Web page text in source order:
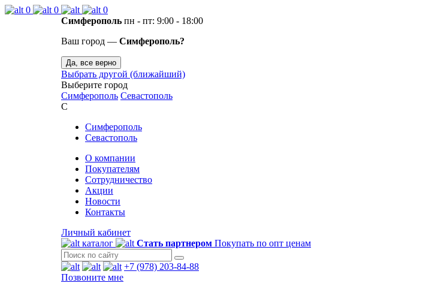
0 0
0
Симферополь пн - пт: 9:00 - 18:00
Ваш город — Симферополь?
Да, все верно
Выбрать другой (ближайший)
Выберите город
Симферополь Севастополь
С
Симферополь
Севастополь
О компании
Покупателям
Сотрудничество
Акции
Новости
Контакты
Личный кабинет
каталог
Стать партнером Покупать по опт ценам
+7 (978) 203-84-88
Позвоните мне